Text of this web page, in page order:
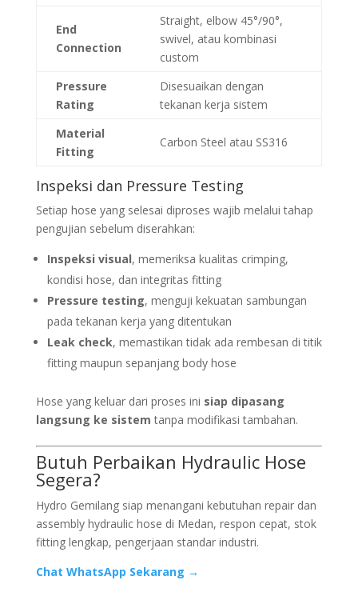
End
Connection
Straight, elbow 45°/90°,
swivel, atau kombinasi
custom
Pressure
Rating
Disesuaikan dengan
tekanan kerja sistem
Material
Fitting
Carbon Steel atau SS316
Inspeksi dan Pressure Testing
Setiap hose yang selesai diproses wajib melalui tahap
pengujian sebelum diserahkan:
Inspeksi visual, memeriksa kualitas crimping,
kondisi hose, dan integritas fitting
Pressure testing, menguji kekuatan sambungan
pada tekanan kerja yang ditentukan
Leak check, memastikan tidak ada rembesan di titik
fitting maupun sepanjang body hose
Hose yang keluar dari proses ini siap dipasang
langsung ke sistem tanpa modifikasi tambahan.
Butuh Perbaikan Hydraulic Hose
Segera?
Hydro Gemilang siap menangani kebutuhan repair dan
assembly hydraulic hose di Medan, respon cepat, stok
fitting lengkap, pengerjaan standar industri.
Chat WhatsApp Sekarang →